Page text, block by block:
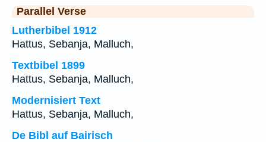
Parallel Verse
Lutherbibel 1912
Hattus, Sebanja, Malluch,
Textbibel 1899
Hattus, Sebanja, Malluch,
Modernisiert Text
Hattus, Sebanja, Malluch,
De Bibl auf Bairisch